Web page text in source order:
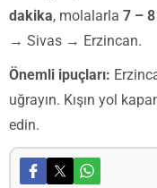
dakika, molalarla 7 –
→ Sivas → Erzincan.
Önemli ipuçları:
uğrayın. Kışın yol
edin.